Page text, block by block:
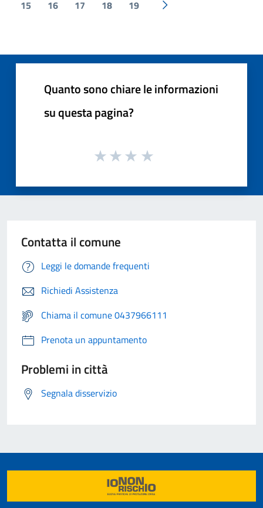
15 16 17 18 19 Pagina successiva
Quanto sono chiare le informazioni
su questa pagina?
Contatta il comune
Leggi le domande frequenti
Richiedi Assistenza
Chiama il comune 0437966111
Prenota un appuntamento
Problemi in città
Segnala disservizio